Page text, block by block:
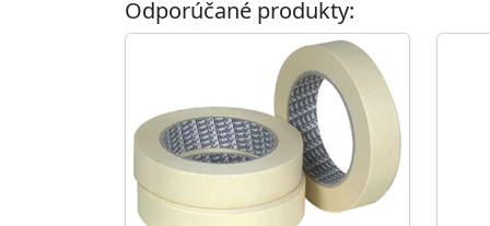
48 mesiacov v orig. uzavretých obaloch
Odporúčané produkty: